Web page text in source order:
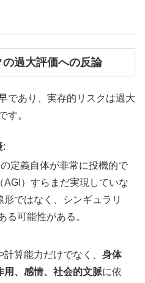
過大評価への反論
であり、実存的リスクは過大
す。
:
定義自体が非常に投機的で
AGI）すらまだ実現していな
ではなく、シンギュラリ
る可能性がある。
計算能力だけでなく、身体
用、感情、社会的文脈に依